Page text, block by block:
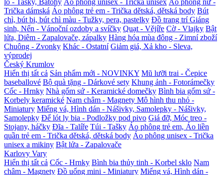
lô - Tašky, Batohy Áo phông unisex - Trička unisex Áo phông nữ -
Trička dámská Áo phông trẻ em - Trička dětská, dětská body Bút
chì, bút bi, bút chì màu - Tužky, pera, pastelky Đồ trang trí Giáng
sinh, Nến - Vánoční ozdoby a svíčky Quạt - Vějíře Cờ - Vlajky Bật
lửa, Diêm - Zapalovače, zápalky Hàng hóa mùa đông - Zimní zboží
Chuông - Zvonky Khác - Ostatní Giảm giá, Xả kho - Sleva,
výprodej
Český Krumlov
Hiển thị tất cả Sản phẩm mới - NOVINKY Mũ lưỡi trai - Čepice
baseballové Bộ quà tặng - Dárkové sety Khung ảnh - Fotorámečky
Cốc - Hrnky Nhà gốm sứ - Keramické domečky Bình bia gốm sứ -
Korbely keramické Nam châm - Magnety Mô hình thu nhỏ -
Miniatury Miếng vá, Hình dán - Nášivky, Samolepky - Nášivky,
Samolepky Đế lót ly bia - Podložky pod pivo Giá đỡ, Móc treo -
Stojany, háčky Đĩa - Talíře Túi - Tašky Áo phông trẻ em, Áo liền
quần trẻ em - Trička dětská, dětská body Áo phông unisex - Trička
unisex a mikiny Bật lửa - Zapalovače
Karlovy Vary
Hiển thị tất cả Cốc - Hrnky Bình bia thủy tinh - Korbel sklo Nam
châm - Magnety Đồ uống mini - Miniatury Miếng vá, Hình dán -